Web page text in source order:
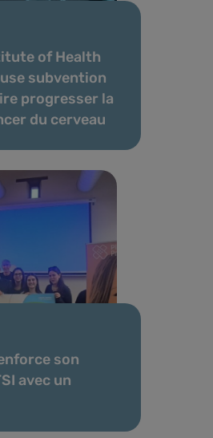
of Health
subvention
progresser la
du cerveau
son
avec un